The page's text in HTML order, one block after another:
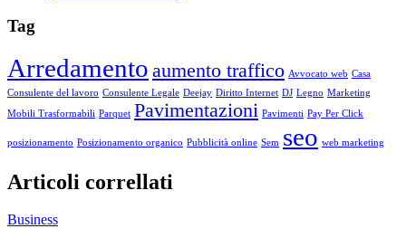
Tag
Arredamento aumento traffico Avvocato web Casa
Consulente del lavoro Consulente Legale Deejay Diritto Internet DJ Legno Marketing
Mobili Trasformabili Parquet Pavimentazioni Pavimenti Pay Per Click
posizionamento Posizionamento organico Pubblicità online Sem seo web marketing
Articoli correllati
Business